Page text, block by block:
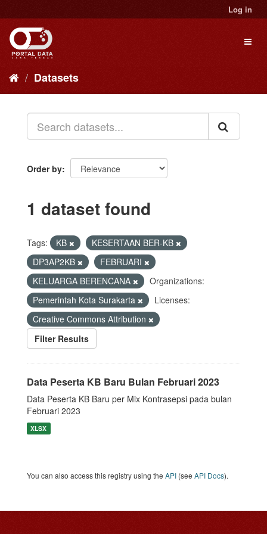
to
content
Log in
Datasets
Order by
1 dataset found
Tags: KB
KESERTAAN BER-KB
DP3AP2KB
FEBRUARI
KELUARGA BERENCANA
Organizations:
Pemerintah Kota Surakarta
Licenses:
Creative Commons Attribution
Filter Results
Data Peserta KB Baru Bulan Februari 2023
Data Peserta KB Baru per Mix Kontrasepsi pada bulan
Februari 2023
XLSX
You can also access this registry using the API (see API Docs).